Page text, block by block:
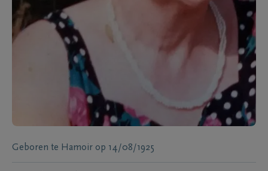
Geboren te Hamoir op 14/08/1925